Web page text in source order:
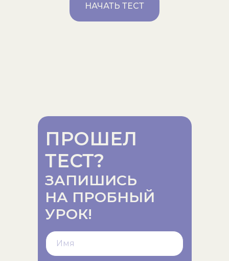
НАЧАТЬ ТЕСТ
ПРОШЕЛ
ТЕСТ?
ЗАПИШИСЬ
НА ПРОБНЫЙ
УРОК!